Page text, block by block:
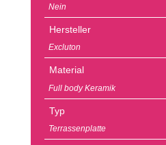
Nein
Hersteller
Excluton
Material
Full body Keramik
Typ
Terrassenplatte